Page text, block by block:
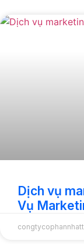
Dịch vụ
Vụ